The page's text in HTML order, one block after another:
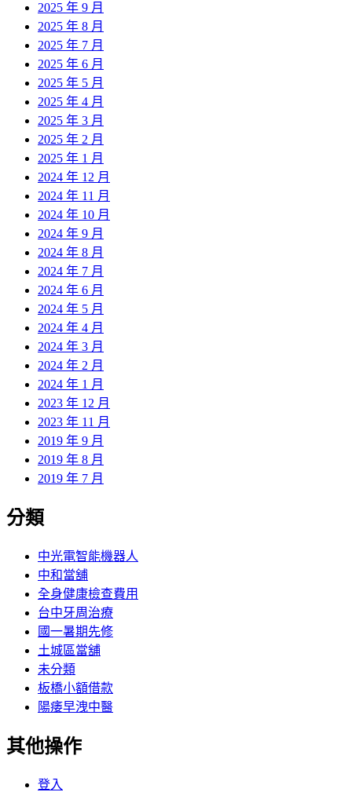
2025 年 9 月
2025 年 8 月
2025 年 7 月
2025 年 6 月
2025 年 5 月
2025 年 4 月
2025 年 3 月
2025 年 2 月
2025 年 1 月
2024 年 12 月
2024 年 11 月
2024 年 10 月
2024 年 9 月
2024 年 8 月
2024 年 7 月
2024 年 6 月
2024 年 5 月
2024 年 4 月
2024 年 3 月
2024 年 2 月
2024 年 1 月
2023 年 12 月
2023 年 11 月
2019 年 9 月
2019 年 8 月
2019 年 7 月
分類
中光電智能機器人
中和當舖
全身健康檢查費用
台中牙周治療
國一暑期先修
土城區當舖
未分類
板橋小額借款
陽痿早洩中醫
其他操作
登入